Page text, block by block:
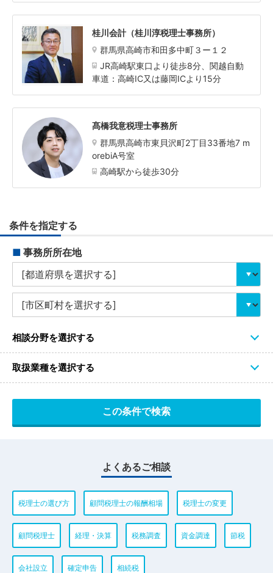
桂川会計（桂川淳税理士事務所）
群馬県高崎市和田多中町３ー１２
JR高崎駅東口より徒歩8分、関越自動
車道：高崎IC又は藤岡ICより15分
髙橋我意税理士事務所
群馬県高崎市東貝沢町2丁目33番地7 m
orebiA号室
高崎駅から徒歩30分
条件を指定する
■ 事務所所在地
相談分野を選択する
取扱業種を選択する
よくあるご相談
税理士の選び方 顧問税理士の報酬相場 税理士の変更
顧問税理士 経理・決算 税務調査 資金調達 節税
会社設立 確定申告 相続税